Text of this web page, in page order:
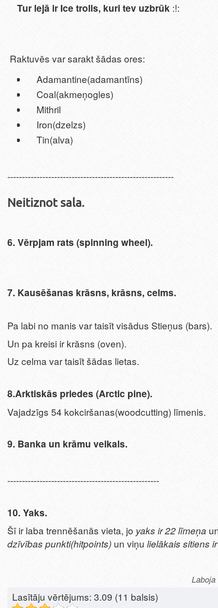
Tur lejā ir Ice trolls, kuri tev uzbrūk :!:
Raktuvēs var sarakt šādas ores:
Adamantine(adamantīns)
Coal(akmeņogles)
Mithril
Iron(dzelzs)
Tin(alva)
---------------------------------------------------------
Neitiznot sala.
6. Vērpjam rats (spinning wheel).
7. Kausēšanas krāsns, krāsns, celms.
Pa labi no manis var taisīt visādus Stieņus (bars).
Un pa kreisi ir krāsns (oven).
Uz celma var taisīt šādas lietas.
8.Arktiskās priedes (Arctic pine).
Vajadzīgs 54 kokciršanas(woodcutting) līmenis.
9. Banka un krāmu veikals.
----------------------------------------------------
10. Yaks.
Šī ir laba trennēšanās vieta, jo yaks ir 22 līmeņa
dzīvības punkti(hitpoints) un viņu lielākais sitiens
Lasītāju vērtējums: 3.09 (11 balsis)